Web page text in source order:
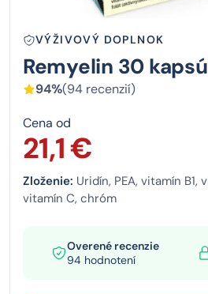
VÝŽIVOVÝ DOPLNOK
Remyelin 30
94%(94 recenzií)
Cena od
21,1 €
Zloženie: Uridín, PEA, vitamín B1,
vitamín C, chróm
Overené recenzie
94 hodnotení